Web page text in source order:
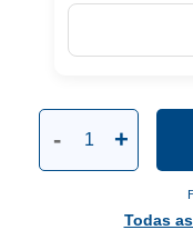
Todas
- +